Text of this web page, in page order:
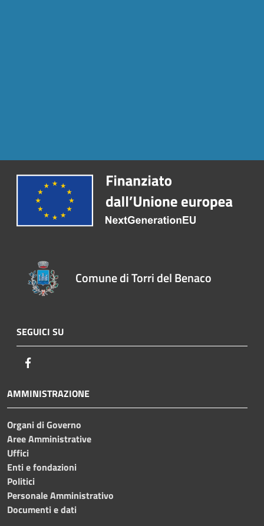
Comune di Torri del Benaco
SEGUICI SU
AMMINISTRAZIONE
Organi di Governo
Aree Amministrative
Uffici
Enti e fondazioni
Politici
Personale Amministrativo
Documenti e dati